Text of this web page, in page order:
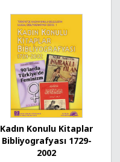
Kadın Konulu Kitaplar
Bibliyografyası 1729-
2002